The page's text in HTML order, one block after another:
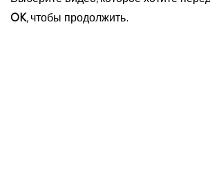
OK, чтобы продолжить.